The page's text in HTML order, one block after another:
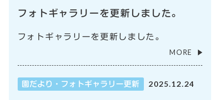
フォトギャラリーを更新しました。
フォトギャラリーを更新しました。
MORE
園だより・フォトギャラリー更新 2025.12.24